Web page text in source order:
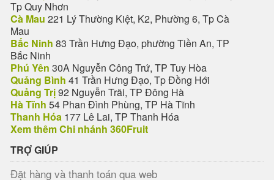
Tp Quy Nhơn
Cà Mau 221 Lý Thường Kiệt, K2, Phường 6, Tp Cà
Mau
Bắc Ninh 83 Trần Hưng Đạo, phường Tiền An, TP
Bắc Ninh
Phú Yên 30A Nguyễn Công Trứ, TP Tuy Hòa
Quảng Bình 41 Trần Hưng Đạo, Tp Đồng Hới
Quảng Trị92 Nguyễn Trãi, TP Đông Hà
Hà Tĩnh 54 Phan Đình Phùng, TP Hà Tĩnh
Thanh Hóa 177 Lê Lai, TP Thanh Hóa
Xem thêm Chi nhánh 360Fruit
TRỢ GIÚP
Đặt hàng và thanh toán qua web